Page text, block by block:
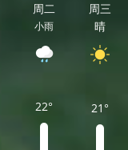
周二
小雨
22°
周三
晴
21°